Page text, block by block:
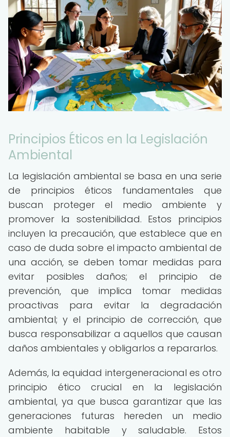
Principios Éticos en la Legislación
Ambiental
La legislación ambiental se basa en una serie
de principios éticos fundamentales que
buscan proteger el medio ambiente y
promover la sostenibilidad. Estos principios
incluyen la precaución, que establece que en
caso de duda sobre el impacto ambiental de
una acción, se deben tomar medidas para
evitar posibles daños; el principio de
prevención, que implica tomar medidas
proactivas para evitar la degradación
ambiental; y el principio de corrección, que
busca responsabilizar a aquellos que causan
daños ambientales y obligarlos a repararlos.
Además, la equidad intergeneracional es otro
principio ético crucial en la legislación
ambiental, ya que busca garantizar que las
generaciones futuras hereden un medio
ambiente habitable y saludable. Estos